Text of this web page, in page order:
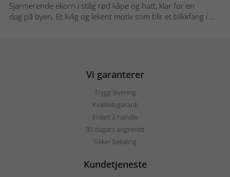
Sjarmerende ekorn i stilig rød kåpe og hatt, klar for en
dag på byen. Et livlig og lekent motiv som blir et blikkfang i ...
Vi garanterer
Trygg levering
Kvalitetsgaranti
Enkelt å handle
30 dagars angrerett
Sikker betaling
Kundetjeneste